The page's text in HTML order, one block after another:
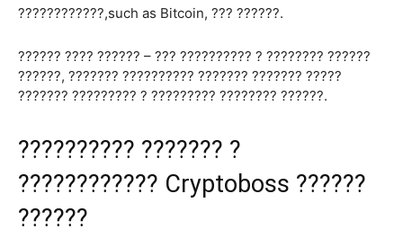
????????????,such as Bitcoin, ??? ??????.
?????? ???? ?????? – ??? ?????????? ? ???????? ??????
??????, ??????? ?????????? ??????? ??????? ?????
??????? ????????? ? ????????? ???????? ??????.
?????????? ??????? ?
???????????? Cryptoboss ??????
??????